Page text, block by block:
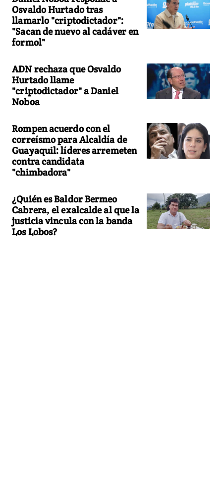
Osvaldo Hurtado tras
llamarlo "criptodictador":
"Sacan de nuevo al cadáver en
formol"
ADN rechaza que Osvaldo
Hurtado llame
"criptodictador" a Daniel
Noboa
Rompen acuerdo con el
correísmo para Alcaldía de
Guayaquil: líderes arremeten
contra candidata
"chimbadora"
¿Quién es Baldor Bermeo
Cabrera, el exalcalde al que la
justicia vincula con la banda
Los Lobos?